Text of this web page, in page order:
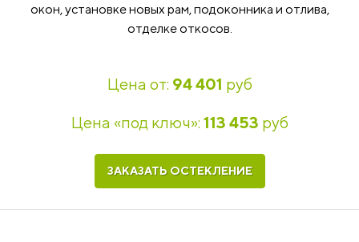
окон, установке новых рам, подоконника и отлива,
отделке откосов.
Цена от: 94 401 руб
Цена «под ключ»: 113 453 руб
ЗАКАЗАТЬ ОСТЕКЛЕНИЕ